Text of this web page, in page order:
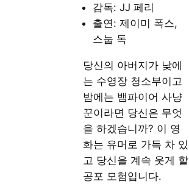
감독: JJ 페리
출연: 제이미 폭스,
스눕 독
당신의 아버지가 낮에
는 수영장 청소부이고
밤에는 뱀파이어 사냥
꾼이라면 당신은 무엇
을 하겠습니까? 이 영
화는 유머로 가득 차 있
고 당신을 계속 웃게 할
공포 모험입니다.